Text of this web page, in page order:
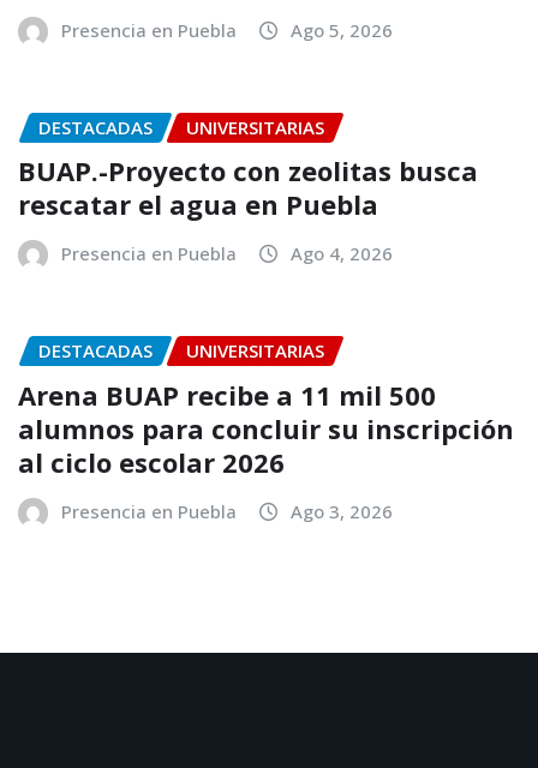
Presencia en Puebla Ago 5, 2026
DESTACADAS UNIVERSITARIAS
BUAP.-Proyecto con zeolitas busca
rescatar el agua en Puebla
Presencia en Puebla Ago 4, 2026
DESTACADAS UNIVERSITARIAS
Arena BUAP recibe a 11 mil 500
alumnos para concluir su inscripción
al ciclo escolar 2026
Presencia en Puebla Ago 3, 2026